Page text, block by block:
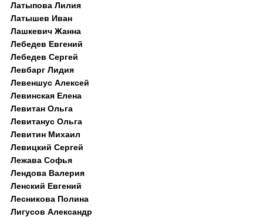
Латыпова Лилия
Латышев Иван
Лашкевич Жанна
Лебедев Евгений
Лебедев Сергей
Левбарг Лидия
Левеншус Алексей
Левинская Елена
Левитан Ольга
Левитанус Ольга
Левитин Михаил
Левицкий Сергей
Лежава Софья
Лендова Валерия
Ленский Евгений
Лесникова Полина
Лигусов Александр